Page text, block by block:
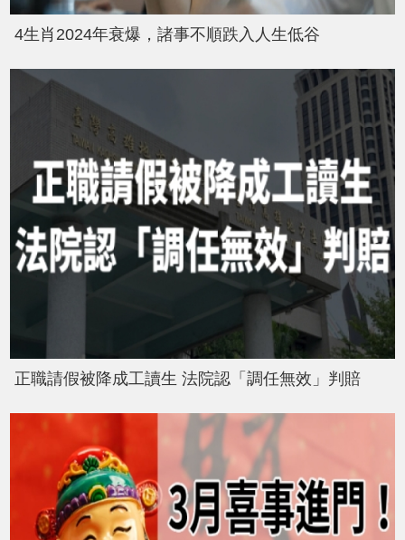
4生肖2024年衰爆，諸事不順跌入人生低谷
正職請假被降成工讀生 法院認「調任無效」判賠